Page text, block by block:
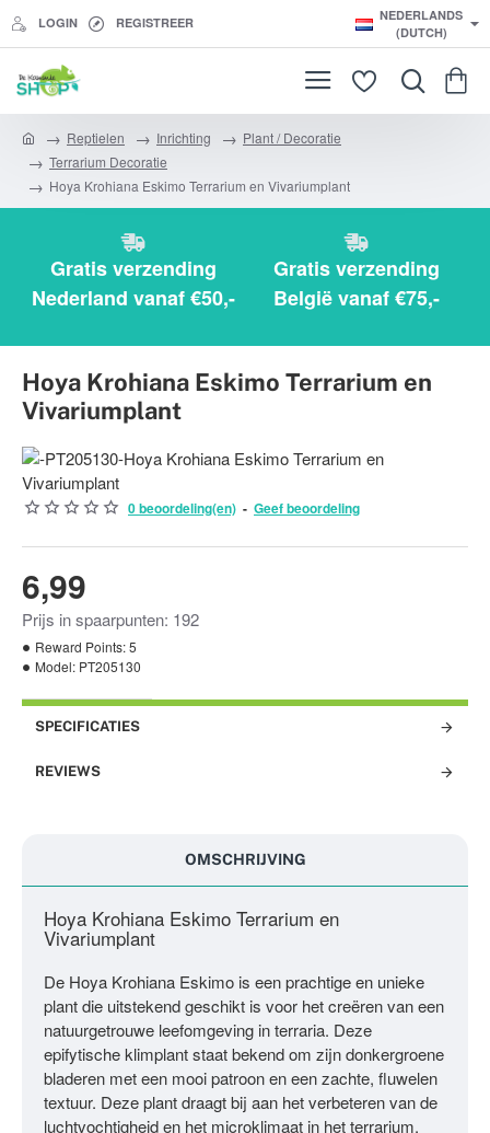
LOGIN REGISTREER
NEDERLANDS
(DUTCH)
m
e
Reptielen Inrichting
Plant / Decoratie
Terrarium Decoratie
Hoya Krohiana Eskimo Terrarium en Vivariumplant
Gratis verzending
Nederland vanaf €50,-
Gratis verzending
België vanaf €75,-
Hoya Krohiana Eskimo Terrarium en
Vivariumplant
MOMENTEEL NIET LEVERBAAR!
0 beoordeling(en) - Geef beoordeling
6,99
Prijs in spaarpunten: 192
Reward Points:5
Model: PT205130
SPECIFICATIES
REVIEWS
OMSCHRIJVING
Hoya Krohiana Eskimo Terrarium en
Vivariumplant
De Hoya Krohiana Eskimo is een prachtige en unieke
plant die uitstekend geschikt is voor het creëren van een
natuurgetrouwe leefomgeving in terraria. Deze
epifytische klimplant staat bekend om zijn donkergroene
bladeren met een mooi patroon en een zachte, fluwelen
textuur. Deze plant draagt bij aan het verbeteren van de
luchtvochtigheid en het microklimaat in het terrarium,